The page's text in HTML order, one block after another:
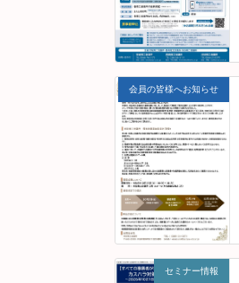
会員の皆様へお知らせ
セミナー情報